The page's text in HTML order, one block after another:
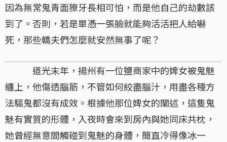
因為無常鬼青面獠牙長相可怕，而是他自己的劫數該
到了。否則，若是單憑一張臉就能夠活活把人給嚇
死，那些轎夫們怎麼就安然無事了呢？
道光末年，揚州有一位鹽商家中的婢女被鬼魅
纏上，他傷透腦筋，不管如何絞盡腦汁，用盡各種方
法驅鬼都沒有成效。根據他那位婢女的闡述，這隻鬼
魅有實質的形體，入夜時會來到房內與她同床共枕，
她曾經無意間觸碰到鬼魅的身體，簡直冷得像冰一